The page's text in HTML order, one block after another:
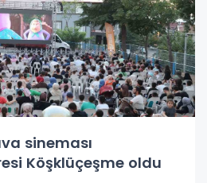
sineması
Köşklüçeşme oldu